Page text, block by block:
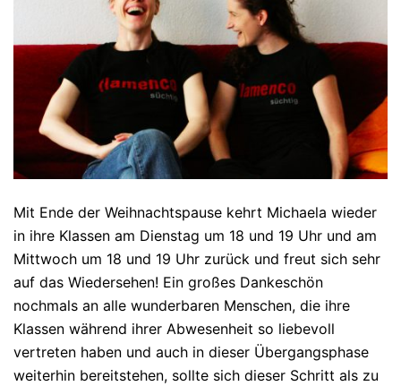
Mit Ende der Weihnachtspause kehrt Michaela wieder
in ihre Klassen am Dienstag um 18 und 19 Uhr und am
Mittwoch um 18 und 19 Uhr zurück und freut sich sehr
auf das Wiedersehen! Ein großes Dankeschön
nochmals an alle wunderbaren Menschen, die ihre
Klassen während ihrer Abwesenheit so liebevoll
vertreten haben und auch in dieser Übergangsphase
weiterhin bereitstehen, sollte sich dieser Schritt als zu